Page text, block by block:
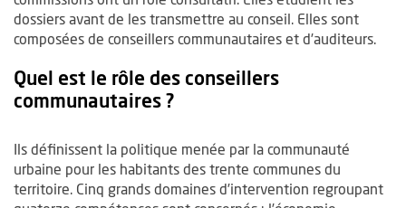
dossiers avant de les transmettre au conseil. Elles sont
composées de conseillers communautaires et d’auditeurs.
Quel est le rôle des conseillers
communautaires ?
Ils définissent la politique menée par la communauté
urbaine pour les habitants des trente communes du
territoire. Cinq grands domaines d’intervention regroupant